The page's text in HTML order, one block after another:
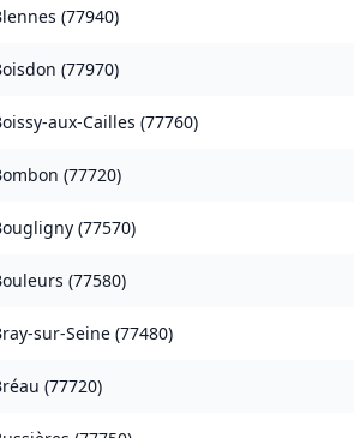
(77940)
(77970)
aux-Cailles (77760)
(77720)
(77570)
(77580)
sur-Seine (77480)
(77720)